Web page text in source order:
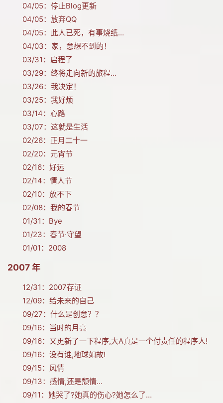
04/05： 停止Blog更新
04/05： 放弃QQ
04/05： 此人已死，有事烧纸…
04/03： 家，意想不到的！
03/31： 启程了
03/29： 终将走向新的旅程…
03/26： 我决定！
03/25： 我好烦
03/14： 心路
03/07： 这就是生活
02/26： 正月二十一
02/20： 元宵节
02/16： 好远
02/14： 情人节
02/10： 放不下
02/08： 我的春节
01/31： Bye
01/23： 春节·守望
01/01： 2008
2007 年
12/31： 2007存证
12/09： 给未来的自己
09/27： 什么是创意？？
09/16：
当时的月亮
09/16： 又更新了一下程序,大A真是一个付责任的程序人!
09/16： 没有谁,地球如故!
09/15： 风情
09/13： 感情,还是颓情…
09/11： 她哭了?她真的伤心?她怎么了…